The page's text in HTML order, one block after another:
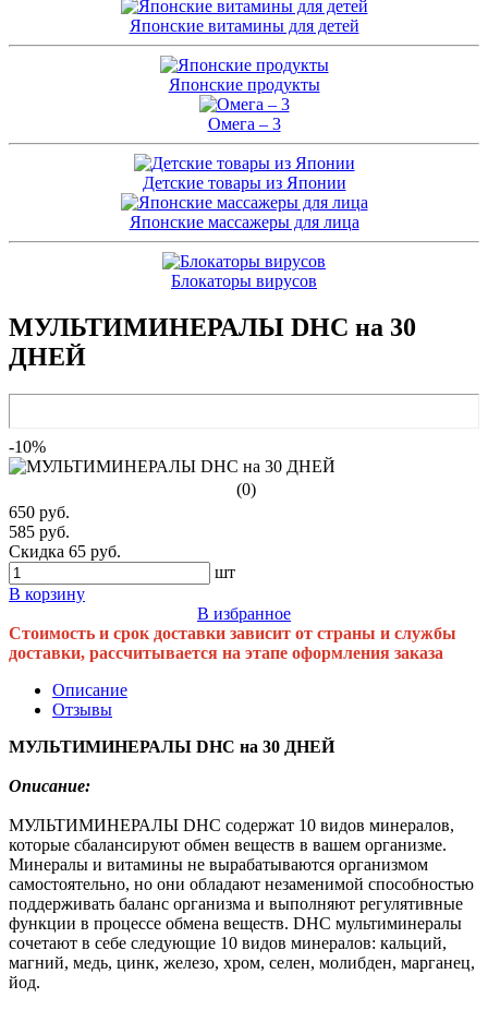
Японские витамины для детей
Японские продукты
Омега – 3
Детские товары из Японии
Японские массажеры для лица
Блокаторы вирусов
МУЛЬТИМИНЕРАЛЫ DHC на 30
ДНЕЙ
-10%
(0)
650 руб.
585 руб.
Скидка 65 руб.
шт
В корзину
В избранное
Стоимость и срок доставки зависит от страны и службы
доставки, рассчитывается на этапе оформления заказа
Описание
Отзывы
МУЛЬТИМИНЕРАЛЫ DHC на 30 ДНЕЙ
Описание:
МУЛЬТИМИНЕРАЛЫ DHC содержат 10 видов минералов,
которые сбалансируют обмен веществ в вашем организме.
Минералы и витамины не вырабатываются организмом
самостоятельно, но они обладают незаменимой способностью
поддерживать баланс организма и выполняют регулятивные
функции в процессе обмена веществ. DHC мультиминералы
сочетают в себе следующие 10 видов минералов: кальций,
магний, медь, цинк, железо, хром, селен, молибден, марганец,
йод.